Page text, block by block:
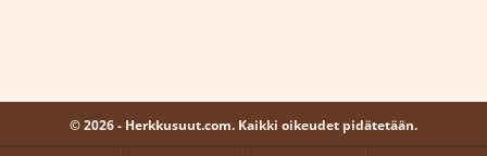
© 2026 - Herkkusuut.com. Kaikki oikeudet pidätetään.